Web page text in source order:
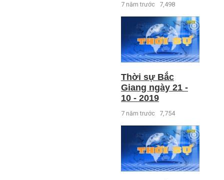
7 năm trước 7,498
Thời sự Bắc
Giang ngày 21 -
10 - 2019
7 năm trước 7,754